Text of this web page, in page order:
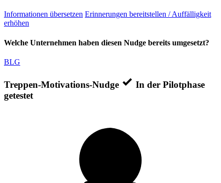
Informationen übersetzen Erinnerungen bereitstellen / Auffälligkeit
erhöhen
Welche Unternehmen haben diesen Nudge bereits umgesetzt?
BLG
Treppen-Motivations-Nudge
In der Pilotphase
getestet